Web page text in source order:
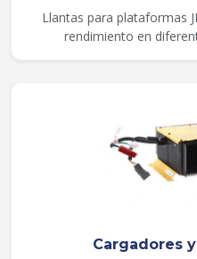
Llantas para plataformas
rendimiento en
Cargadores